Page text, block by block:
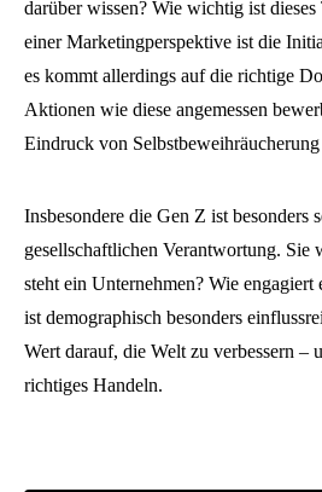
darüber wissen? Wie wichtig ist
einer Marketingperspektive ist die
es kommt allerdings auf die richtige
Aktionen wie diese angemessen
Eindruck von Selbstbeweihräucherung
Insbesondere die Gen Z ist besonders
gesellschaftlichen Verantwortung. Sie
steht ein Unternehmen? Wie engagiert
ist demographisch besonders
Wert darauf, die Welt zu verbessern –
richtiges Handeln.